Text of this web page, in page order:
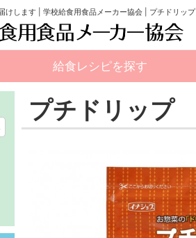
けします | 学校給食用食品メーカー協会 | プチドリップ
給食レシピを探す
プチドリップ